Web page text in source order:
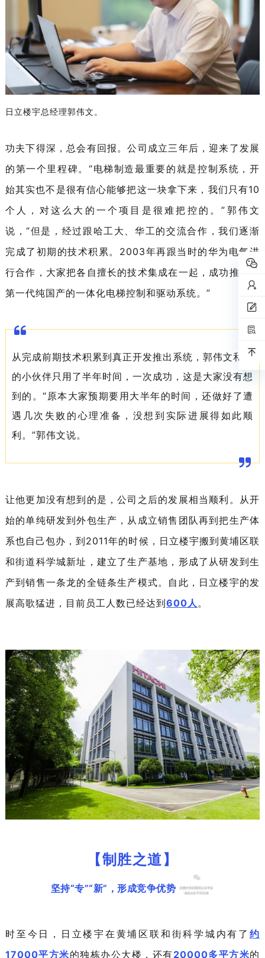
日立楼宇总经理郭伟文。
功夫下得深，总会有回报。公司成立三年后，迎来了发展
的第一个里程碑。“电梯制造最重要的就是控制系统，开
始其实也不是很有信心能够把这一块拿下来，我们只有10
个人，对这么大的一个项目是很难把控的。”郭伟文
说，“但是，经过跟哈工大、华工的交流合作，我们逐渐
完成了初期的技术积累。2003年再跟当时的华为电气进
行合作，大家把各自擅长的技术集成在一起，成功推出了
第一代纯国产的一体化电梯控制和驱动系统。”
从完成前期技术积累到真正开发推出系统，郭伟文和他
的小伙伴只用了半年时间，一次成功，这是大家没有想
到的。“原本大家预期要用大半年的时间，还做好了遭
遇几次失败的心理准备，没想到实际进展得如此顺
利。”郭伟文说。
让他更加没有想到的是，公司之后的发展相当顺利。从开
始的单纯研发到外包生产，从成立销售团队再到把生产体
系也自己包办，到2011年的时候，日立楼宇搬到黄埔区联
和街道科学城新址，建立了生产基地，形成了从研发到生
产到销售一条龙的全链条生产模式。自此，日立楼宇的发
展高歌猛进，目前员工人数已经达到600人。
【制胜之道】
坚持“专”“新”，形成竞争优势
时至今日，日立楼宇在黄埔区联和街科学城内有了约
17000平方米的独栋办公大楼，还有20000多平方米的